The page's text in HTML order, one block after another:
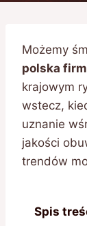
Możemy
polska
krajowym
wstecz,
uznanie
jakości
trendów
Spis